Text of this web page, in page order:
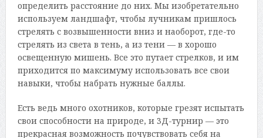
определить расстояние до них. Мы изобретательно
используем ландшафт, чтобы лучникам пришлось
стрелять с возвышенности вниз и наоборот, где-то
стрелять из света в тень, а из тени — в хорошо
освещенную мишень. Все это путает стрелков, и им
приходится по максимуму использовать все свои
навыки, чтобы набрать нужные баллы.
Есть ведь много охотников, которые грезят испытать
свои способности на природе, и 3Д-турнир — это
прекрасная возможность почувствовать себя на